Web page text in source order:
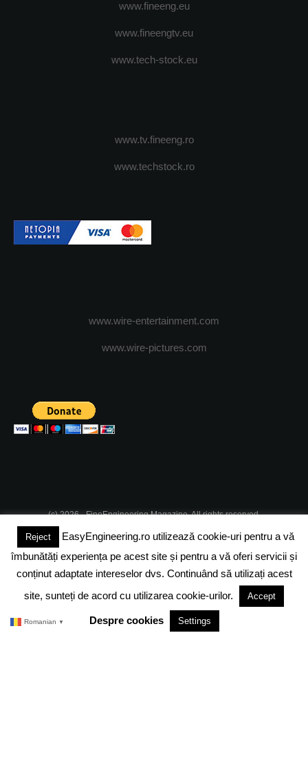
www.fineeng.eu
www.fineengtv.eu
www.tech-stock.eu
www.tv.fineeng.ro
www.techstock.ro
www.wire-entertainment.com
www.wire-pictures.com
(c) 2026 - FineEngineering Magazine. All rights reserved.
DESPRE NOI ABONAMENT
DESPRE COOKIES POLITICA DE CONFIDENTIALITATE
TERMENI SI CONDITII
Reject
EasyEngineering.ro utilizează cookie-uri pentru a vă
îmbunătăți experiența pe acest site și pentru a vă oferi servicii și
conținut adaptate intereselor dvs. Continuând să utilizați acest
site, sunteți de acord cu utilizarea cookie-urilor.
Accept
Despre cookies Settings
Romanian ▼